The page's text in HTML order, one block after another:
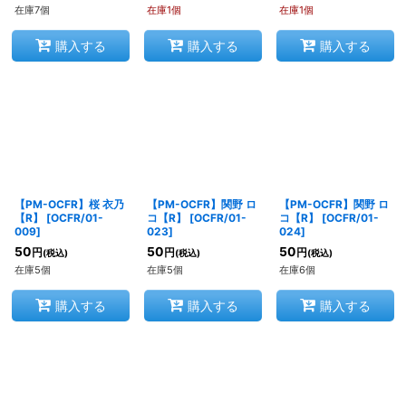
在庫7個
購入する
在庫1個
購入する
在庫1個
購入する
【PM-OCFR】桜 衣乃
【R】
[OCFR/01-
009]
50 円 (税込)
在庫5個
購入する
【PM-OCFR】関野 ロ
コ【R】
[OCFR/01-
023]
50 円 (税込)
在庫5個
購入する
【PM-OCFR】関野 ロ
コ【R】
[OCFR/01-
024]
50 円 (税込)
在庫6個
購入する